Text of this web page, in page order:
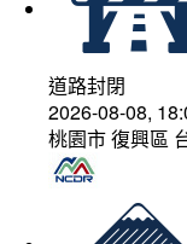
道路封閉
2026-08-08,
桃園市 復興區